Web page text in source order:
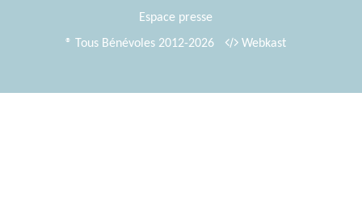
Espace presse
® Tous Bénévoles 2012-2026
Webkast